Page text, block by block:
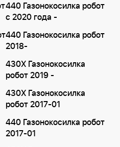
440 Газонокосилка робот
с 2020 года -
440 Газонокосилка робот
2018-
430X Газонокосилка
робот 2019 -
430X Газонокосилка
робот 2017-01
440 Газонокосилка робот
2017-01